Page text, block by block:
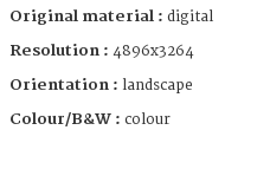
Original material : digital
Resolution : 4896x3264
Orientation : landscape
Colour/B&W : colour